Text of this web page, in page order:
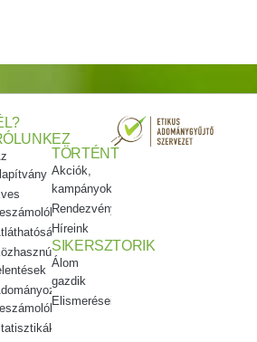
EZ
TÖRTÉNT
Akciók,
kampányok
Rendezvényeink
Híreink
SIKERSZTORIK
Álom
gazdik
Elismeréseink